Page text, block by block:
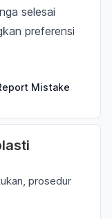
selesai
preferensi
Mistake
prosedur